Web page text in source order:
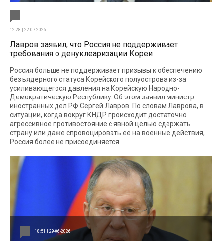
12:28 | 22-07-2026
Лавров заявил, что Россия не поддерживает
требования о денуклеаризации Кореи
Россия больше не поддерживает призывы к обеспечению
безъядерного статуса Корейского полуострова из-за
усиливающегося давления на Корейскую Народно-
Демократическую Республику. Об этом заявил министр
иностранных дел РФ Сергей Лавров. По словам Лаврова, в
ситуации, когда вокруг КНДР происходит достаточно
агрессивное противостояние с явной целью сдержать
страну или даже спровоцировать её на военные действия,
Россия более не присоединяется
18:51 | 29-06-2026